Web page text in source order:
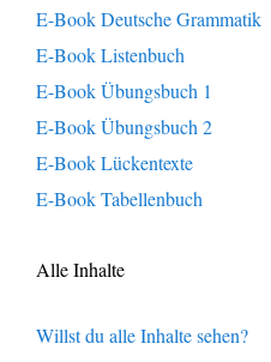
E-Book Deutsche Grammatik
E-Book Listenbuch
E-Book Übungsbuch 1
E-Book Übungsbuch 2
E-Book Lückentexte
E-Book Tabellenbuch
Alle Inhalte
Willst du alle Inhalte sehen?